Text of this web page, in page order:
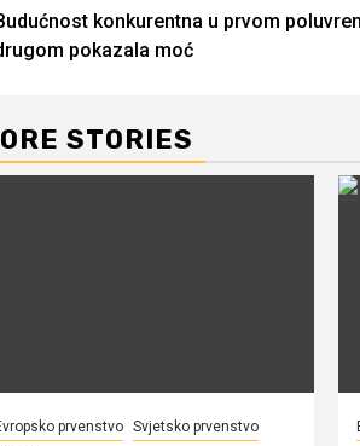
konkurentna u prvom
pokazala moć
STORIES
prvenstvo Svjetsko prvenstvo